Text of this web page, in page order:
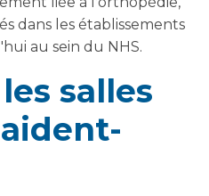
dans les établissements
au sein du NHS.
salles